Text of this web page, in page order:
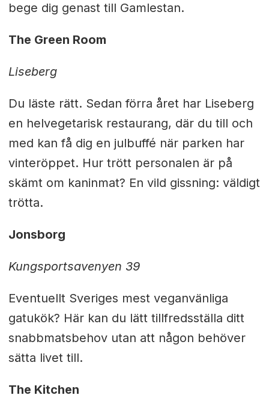
bege dig genast till Gamlestan.
The Green Room
Liseberg
Du läste rätt. Sedan förra året har Liseberg
en helvegetarisk restaurang, där du till och
med kan få dig en julbuffé när parken har
vinteröppet. Hur trött personalen är på
skämt om kaninmat? En vild gissning: väldigt
trötta.
Jonsborg
Kungsportsavenyen 39
Eventuellt Sveriges mest veganvänliga
gatukök? Här kan du lätt tillfredsställa ditt
snabbmatsbehov utan att någon behöver
sätta livet till.
The Kitchen